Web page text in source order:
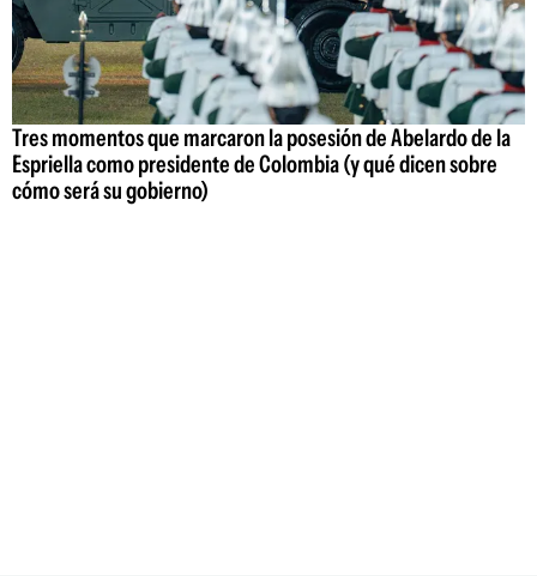
Tres momentos que marcaron la posesión de Abelardo de la
Espriella como presidente de Colombia (y qué dicen sobre
cómo será su gobierno)